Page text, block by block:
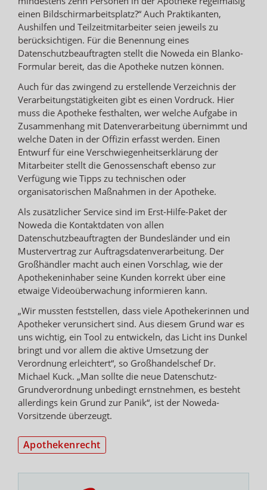
einen Bildschirmarbeitsplatz?“ Auch Praktikanten,
Aushilfen und Teilzeitmitarbeiter seien jeweils zu
berücksichtigen. Für die Benennung eines
Datenschutzbeauftragten stellt die Noweda ein Blanko-
Formular bereit, das die Apotheke nutzen können.
Auch für das zwingend zu erstellende Verzeichnis der
Verarbeitungstätigkeiten gibt es einen Vordruck. Hier
muss die Apotheke festhalten, wer welche Aufgabe in
Zusammenhang mit Datenverarbeitung übernimmt und
welche Daten in der Offizin erfasst werden. Einen
Entwurf für eine Verschwiegenheitserklärung der
Mitarbeiter stellt die Genossenschaft ebenso zur
Verfügung wie Tipps zu technischen oder
organisatorischen Maßnahmen in der Apotheke.
Als zusätzlicher Service sind im Erst-Hilfe-Paket der
Noweda die Kontaktdaten von allen
Datenschutzbeauftragten der Bundesländer und ein
Mustervertrag zur Auftragsdatenverarbeitung. Der
Großhändler macht auch einen Vorschlag, wie der
Apothekeninhaber seine Kunden korrekt über eine
etwaige Videoüberwachung informieren kann.
„Wir mussten feststellen, dass viele Apothekerinnen und
Apotheker verunsichert sind. Aus diesem Grund war es
uns wichtig, ein Tool zu entwickeln, das Licht ins Dunkel
bringt und vor allem die aktive Umsetzung der
Verordnung erleichtert“, so Großhandelschef Dr.
Michael Kuck. „Man sollte die neue Datenschutz-
Grundverordnung unbedingt ernstnehmen, es besteht
allerdings kein Grund zur Panik“, ist der Noweda-
Vorsitzende überzeugt.
Apothekenrecht